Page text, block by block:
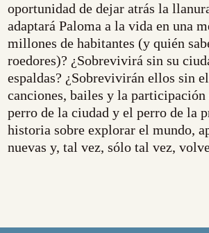
oportunidad de dejar atrás la
adaptará Paloma a la vida en una
millones de habitantes (y quién
roedores)? ¿Sobrevivirá sin su
espaldas? ¿Sobrevivirán ellos sin
canciones, bailes y la
perro de la ciudad y el perro de la
historia sobre explorar el mundo,
nuevas y, tal vez, sólo tal vez,